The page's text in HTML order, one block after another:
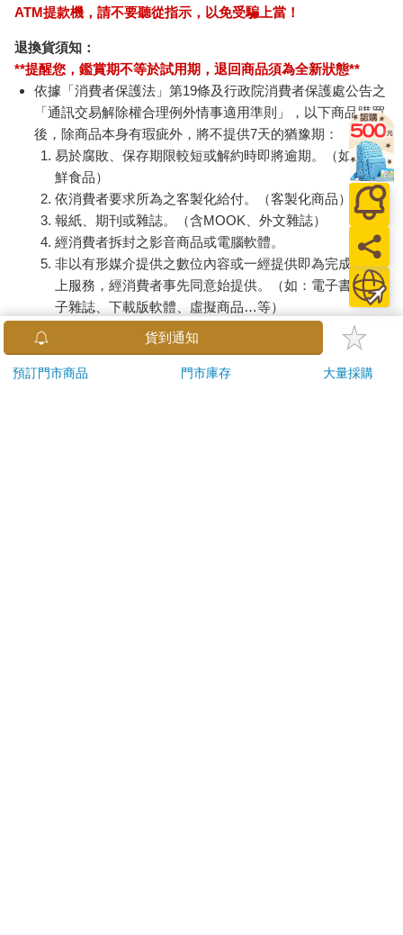
ATM提款機，請不要聽從指示，以免受騙上當！
退換貨須知：
**提醒您，鑑賞期不等於試用期，退回商品須為全新狀態**
依據「消費者保護法」第19條及行政院消費者保護處公告之
「通訊交易解除權合理例外情事適用準則」，以下商品購買
後，除商品本身有瑕疵外，將不提供7天的猶豫期：
易於腐敗、保存期限較短或解約時即將逾期。（如：生
鮮食品）
依消費者要求所為之客製化給付。（客製化商品）
報紙、期刊或雜誌。（含MOOK、外文雜誌）
經消費者拆封之影音商品或電腦軟體。
非以有形媒介提供之數位內容或一經提供即為完成之線
上服務，經消費者事先同意始提供。（如：電子書、電
子雜誌、下載版軟體、虛擬商品…等）
已拆封之個人衛生用品。（如：內衣褲、刮鬍刀、除毛
若非上列種類商品，均享有到貨7天的猶豫期（含例假
貨到通知
預訂門市商品 門市庫存 大量採購